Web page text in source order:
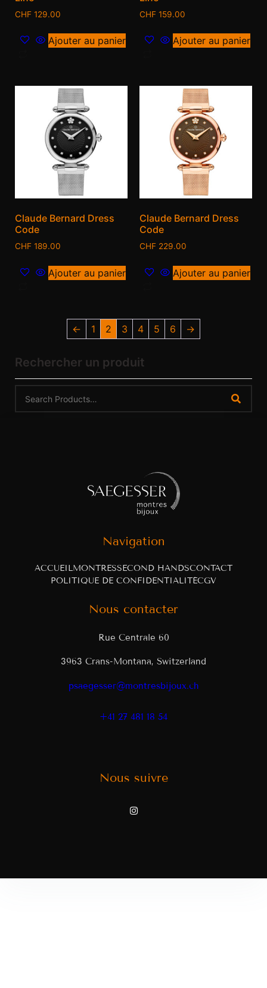
CHF 129.00
Ajouter au panier
CHF 159.00
Ajouter au panier
Claude Bernard Dress
Code
CHF 189.00
Ajouter au panier
Claude Bernard Dress
Code
CHF 229.00
Ajouter au panier
← 1 2 3 4 5 6 →
Rechercher un produit
Navigation
ACCUEILMONTRESSECOND HANDSCONTACT
POLITIQUE DE CONFIDENTIALITÉCGV
Nous contacter
Rue Centrale 60
3963 Crans-Montana, Switzerland
psaegesser@montresbijoux.ch
+41 27 481 18 54
Nous suivre